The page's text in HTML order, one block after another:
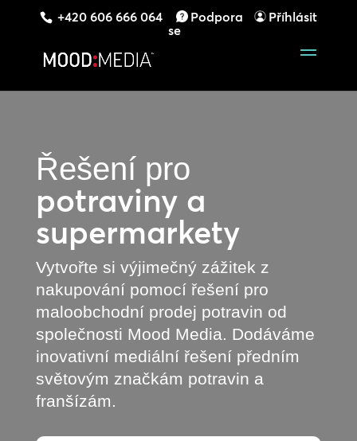
+420 606 666 064 Podpora
Příhlásit
se
Řešení pro
potraviny a
supermarkety
Vytvořte si výjimečný zážitek z
nakupování pomocí řešení pro
maloobchodní prodej potravin od
společnosti Mood Media. Dodáváme
inovativní mediální řešení předním
světovým značkám potravin a
franšízám.